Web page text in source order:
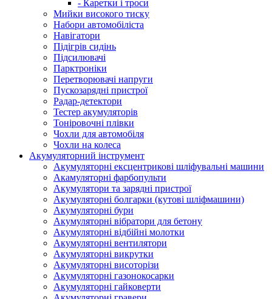
- Каретки і троси
Мийки високого тиску
Набори автомобіліста
Навігатори
Підігрів сидінь
Підсилювачі
Парктроніки
Перетворювачі напруги
Пускозарядні пристрої
Радар-детектори
Тестер акумуляторів
Тоніровочні плівки
Чохли для автомобіля
Чохли на колеса
Акумуляторний інструмент
Акумуляторні ексцентрикові шліфувальні машини
Акамуляторні фарбопульти
Акумулятори та зарядні пристрої
Акумуляторні болгарки (кутові шліфмашини)
Акумуляторні бури
Акумуляторні вібратори для бетону
Акумуляторні відбійні молотки
Акумуляторні вентилятори
Акумуляторні викрутки
Акумуляторні висоторізи
Акумуляторні газонокосарки
Акумуляторні гайковерти